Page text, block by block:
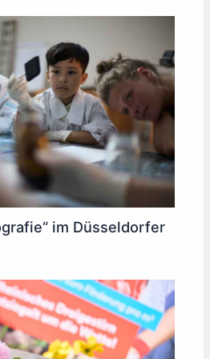
im Düsseldorfer